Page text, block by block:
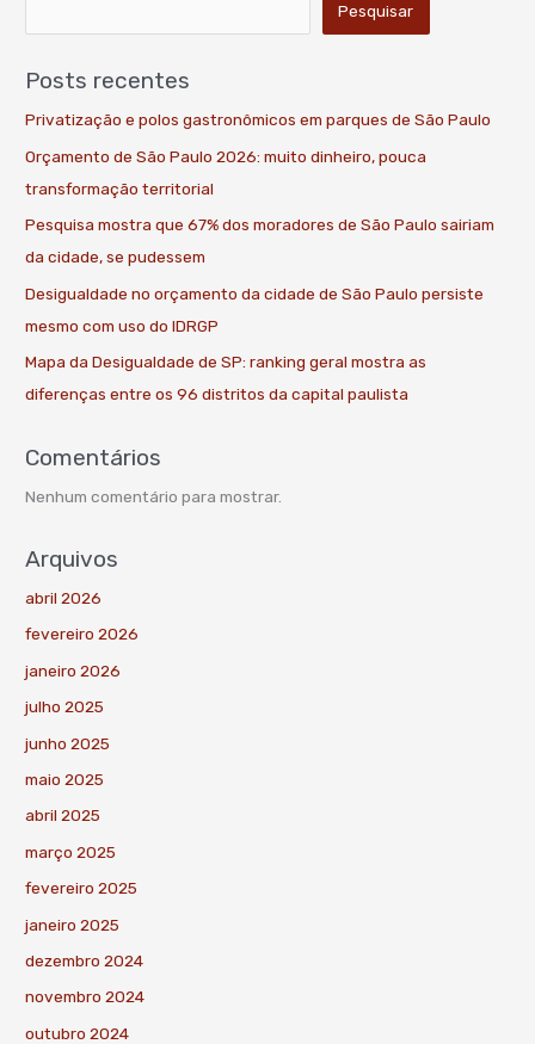
Pesquisar
Posts recentes
Privatização e polos gastronômicos em parques de São Paulo
Orçamento de São Paulo 2026: muito dinheiro, pouca
transformação territorial
Pesquisa mostra que 67% dos moradores de São Paulo sairiam
da cidade, se pudessem
Desigualdade no orçamento da cidade de São Paulo persiste
mesmo com uso do IDRGP
Mapa da Desigualdade de SP: ranking geral mostra as
diferenças entre os 96 distritos da capital paulista
Comentários
Nenhum comentário para mostrar.
Arquivos
abril 2026
fevereiro 2026
janeiro 2026
julho 2025
junho 2025
maio 2025
abril 2025
março 2025
fevereiro 2025
janeiro 2025
dezembro 2024
novembro 2024
outubro 2024